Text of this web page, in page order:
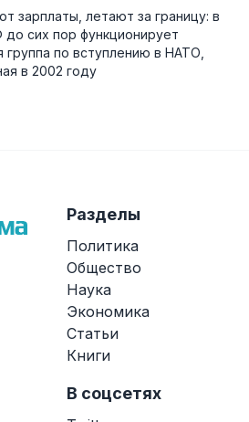
зарплаты, летают за границу: в
сих пор функционирует
группа по вступлению в НАТО,
в 2002 году
Разделы
Политика
Общество
Наука
Экономика
Статьи
Книги
В соцсетях